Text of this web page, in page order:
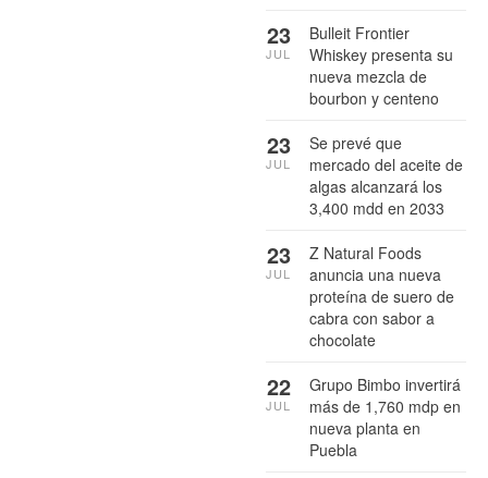
Bulleit Frontier
Whiskey presenta su
nueva mezcla de
bourbon y centeno
23
JUL
Se prevé que
mercado del aceite de
algas alcanzará los
3,400 mdd en 2033
23
JUL
Z Natural Foods
anuncia una nueva
proteína de suero de
cabra con sabor a
chocolate
23
JUL
Grupo Bimbo invertirá
más de 1,760 mdp en
nueva planta en
Puebla
22
JUL